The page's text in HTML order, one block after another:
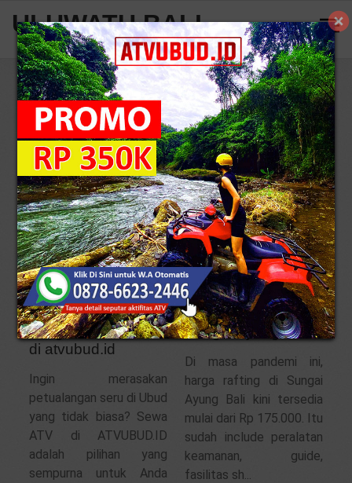
ULUWATU BALI
Home All Blog
All Blog
Petualangan Seru
dengan Sewa ATV
di atvubud.id
Ingin merasakan
petualangan seru di Ubud
yang tidak biasa? Sewa
ATV di ATVUBUD.ID
adalah pilihan yang
sempurna untuk Anda
Harga Rafting Di
Sungai Ayung Bali
Di masa pandemi ini,
harga rafting di Sungai
Ayung Bali kini tersedia
mulai dari Rp 175.000. Itu
sudah include peralatan
keamanan, guide,
fasilitas sh...